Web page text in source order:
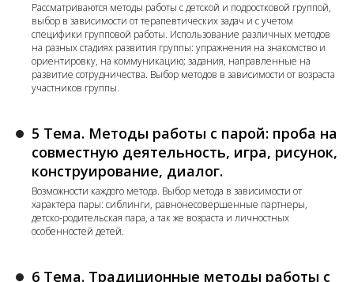
Рассматриваются методы работы с детской и подростковой группой,
выбор в зависимости от терапевтических задач и с учетом
специфики групповой работы. Использование различных методов
на разных стадиях развития группы: упражнения на знакомство и
ориентировку, на коммуникацию; задания, направленные на
развитие сотрудничества. Выбор методов в зависимости от возраста
участников группы.
5 Тема. Методы работы с парой: проба на
совместную деятельность, игра, рисунок,
конструирование, диалог.
Возможности каждого метода. Выбор метода в зависимости от
характера пары: сиблинги, равнонесовершенные партнеры,
детско-родительская пара, а так же возраста и личностных
особенностей детей.
6 Тема. Традиционные методы работы с